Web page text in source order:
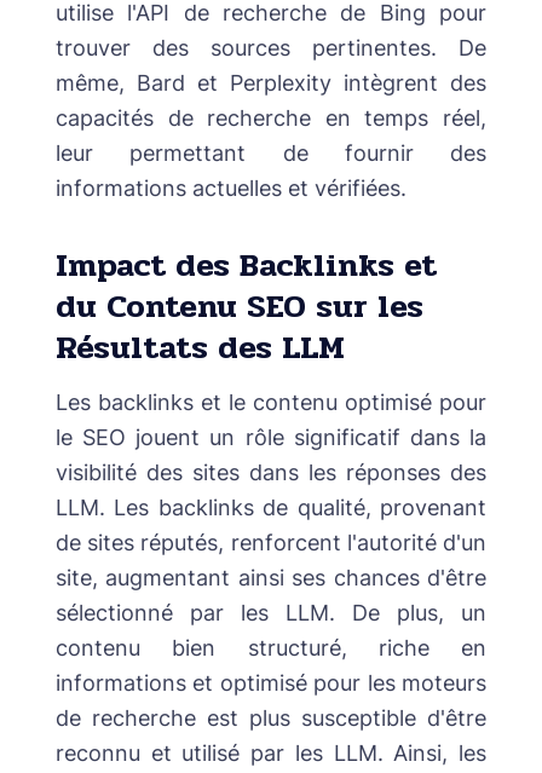
utilise l'API de recherche de Bing pour
trouver des sources pertinentes. De
même, Bard et Perplexity intègrent des
capacités de recherche en temps réel,
leur permettant de fournir des
informations actuelles et vérifiées.
Impact des Backlinks et
du Contenu SEO sur les
Résultats des LLM
Les backlinks et le contenu optimisé pour
le SEO jouent un rôle significatif dans la
visibilité des sites dans les réponses des
LLM. Les backlinks de qualité, provenant
de sites réputés, renforcent l'autorité d'un
site, augmentant ainsi ses chances d'être
sélectionné par les LLM. De plus, un
contenu bien structuré, riche en
informations et optimisé pour les moteurs
de recherche est plus susceptible d'être
reconnu et utilisé par les LLM. Ainsi, les